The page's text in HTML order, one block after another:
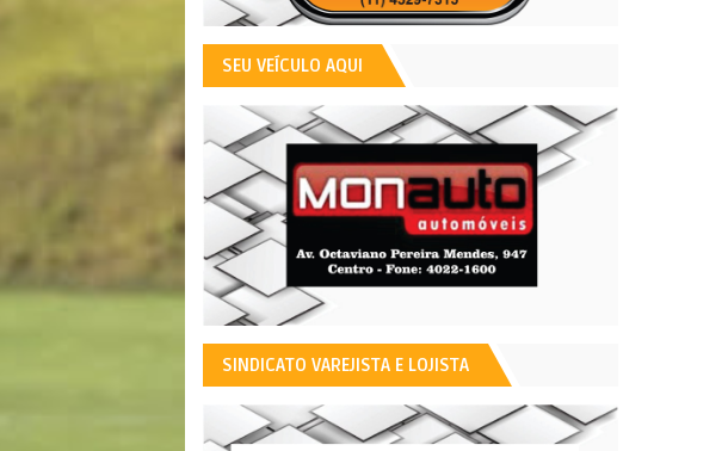
SEU VEÍCULO AQUI
SINDICATO VAREJISTA E LOJISTA